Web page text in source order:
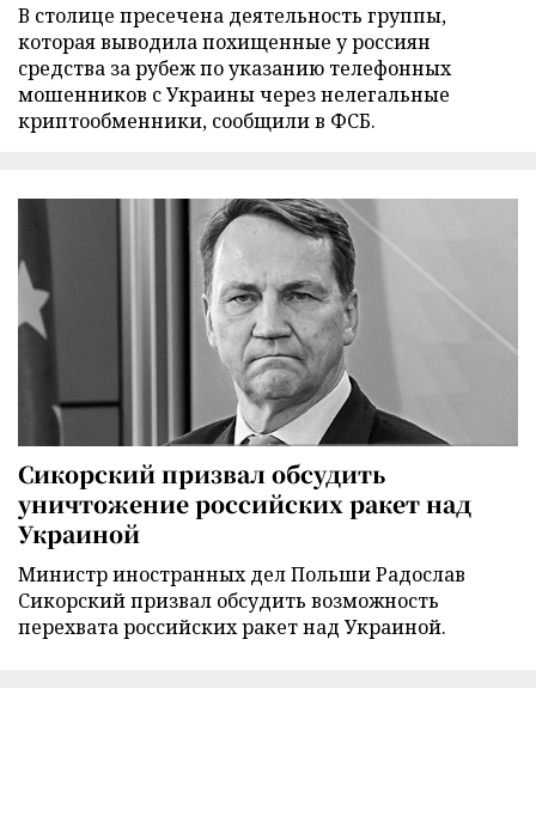
В столице пресечена деятельность группы,
которая выводила похищенные у россиян
средства за рубеж по указанию телефонных
мошенников с Украины через нелегальные
криптообменники, сообщили в ФСБ.
Сикорский призвал обсудить
уничтожение российских ракет над
Украиной
Министр иностранных дел Польши Радослав
Сикорский призвал обсудить возможность
перехвата российских ракет над Украиной.